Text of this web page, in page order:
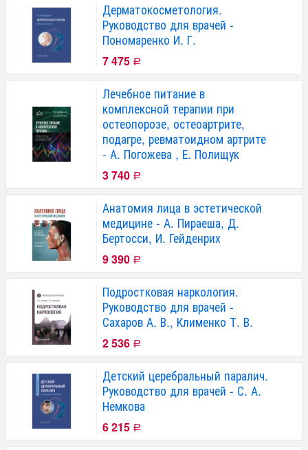
Дерматокосметология.
Руководство для врачей -
Пономаренко И. Г.
7 475 Р
Лечебное питание в
комплексной терапии при
остеопорозе, остеоартрите,
подагре, ревматоидном артрите
- А. Погожева , Е. Полищук
3 740 Р
Анатомия лица в эстетической
медицине - А. Пираеша, Д.
Бертосси, И. Гейденрих
9 390 Р
Подростковая наркология.
Руководство для врачей -
Сахаров А. В., Клименко Т. В.
2 536 Р
Детский церебральный паралич.
Руководство для врачей - С. А.
Немкова
6 215 Р